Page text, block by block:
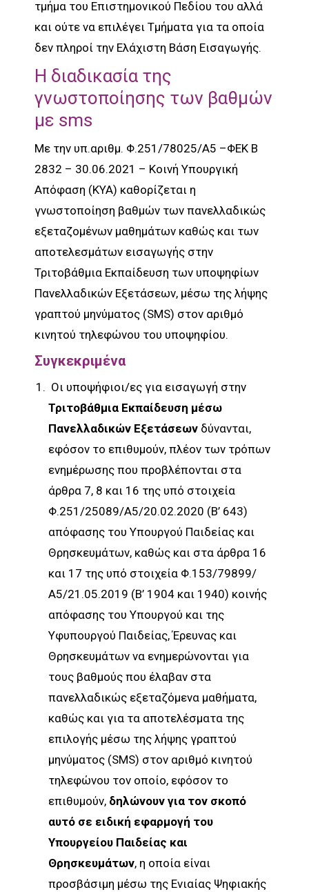
τμήμα του Επιστημονικού Πεδίου του αλλά
και ούτε να επιλέγει Τμήματα για τα οποία
δεν πληροί την Ελάχιστη Βάση Εισαγωγής.
Η διαδικασία της
γνωστοποίησης των βαθμών
με sms
Με την υπ.αριθμ. Φ.251/78025/Α5 –ΦΕΚ B
2832 – 30.06.2021 – Κοινή Υπουργική
Απόφαση (ΚΥΑ) καθορίζεται η
γνωστοποίηση βαθμών των πανελλαδικώς
εξεταζομένων μαθημάτων καθώς και των
αποτελεσμάτων εισαγωγής στην
Τριτοβάθμια Εκπαίδευση των υποψηφίων
Πανελλαδικών Εξετάσεων, μέσω της λήψης
γραπτού μηνύματος (SMS) στον αριθμό
κινητού τηλεφώνου του υποψηφίου.
Συγκεκριμένα
Οι υποψήφιοι/ες για εισαγωγή στην
Τριτοβάθμια Εκπαίδευση μέσω
Πανελλαδικών Εξετάσεων δύνανται,
εφόσον το επιθυμούν, πλέον των τρόπων
ενημέρωσης που προβλέπονται στα
άρθρα 7, 8 και 16 της υπό στοιχεία
Φ.251/25089/Α5/20.02.2020 (Β’ 643)
απόφασης του Υπουργού Παιδείας και
Θρησκευμάτων, καθώς και στα άρθρα 16
και 17 της υπό στοιχεία Φ.153/79899/
Α5/21.05.2019 (Β’ 1904 και 1940) κοινής
απόφασης του Υπουργού και της
Υφυπουργού Παιδείας, Έρευνας και
Θρησκευμάτων να ενημερώνονται για
τους βαθμούς που έλαβαν στα
πανελλαδικώς εξεταζόμενα μαθήματα,
καθώς και για τα αποτελέσματα της
επιλογής μέσω της λήψης γραπτού
μηνύματος (SMS) στον αριθμό κινητού
τηλεφώνου τον οποίο, εφόσον το
επιθυμούν, δηλώνουν για τον σκοπό
αυτό σε ειδική εφαρμογή του
Υπουργείου Παιδείας και
Θρησκευμάτων, η οποία είναι
προσβάσιμη μέσω της Ενιαίας Ψηφιακής